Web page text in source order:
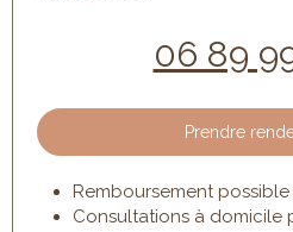
06 89
Prendre
Remboursement
Consultations à domicile